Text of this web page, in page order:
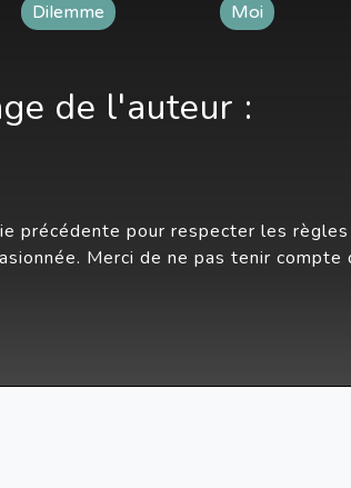
Dilemme Moi
de l'auteur :
précédente pour respecter les règles
Merci de ne pas tenir compte